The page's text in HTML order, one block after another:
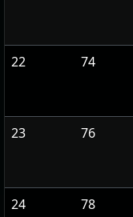
22
74
23
76
24
78